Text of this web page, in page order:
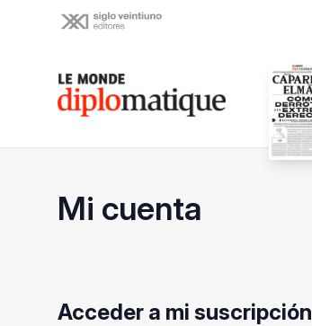
Le monde diplomatique
Mi cuenta
Acceder a mi suscripción